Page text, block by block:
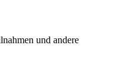
und andere